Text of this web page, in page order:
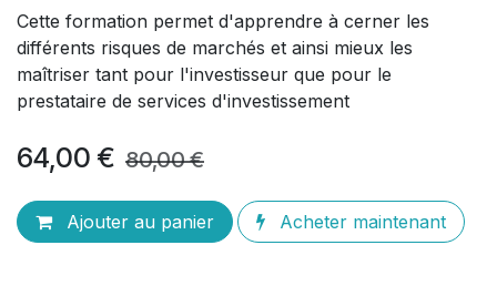
Cette formation permet d'apprendre à cerner les
différents risques de marchés et ainsi mieux les
maîtriser tant pour l'investisseur que pour le
prestataire de services d'investissement
64,00 € 80,00€
Ajouter au panier Acheter maintenant